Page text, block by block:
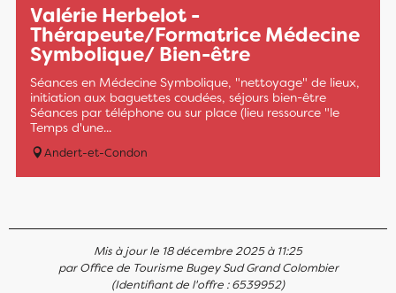
Valérie Herbelot -
Thérapeute/Formatrice Médecine
Symbolique/ Bien-être
Séances en Médecine Symbolique, "nettoyage" de lieux,
initiation aux baguettes coudées, séjours bien-être
Séances par téléphone ou sur place (lieu ressource "le
Temps d'une...
Andert-et-Condon
Mis à jour le 18 décembre 2025 à 11:25
par Office de Tourisme Bugey Sud Grand Colombier
(Identifiant de l'offre :6539952)